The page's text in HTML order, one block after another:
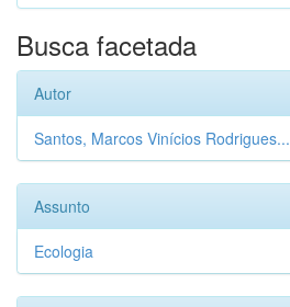
Busca facetada
Autor
Santos, Marcos Vinícios Rodrigues...
Assunto
Ecologia